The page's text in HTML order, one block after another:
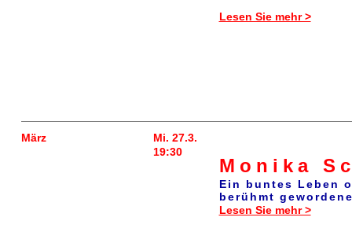
Lesen Sie mehr >
März
Mi. 27.3.
19:30
Monika
Ein buntes Leben
berühmt
Lesen Sie mehr >